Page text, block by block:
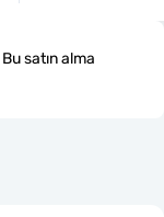
Bu satın alma